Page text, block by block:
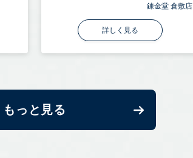
錬金堂 倉敷店
詳しく見る
もっと見る